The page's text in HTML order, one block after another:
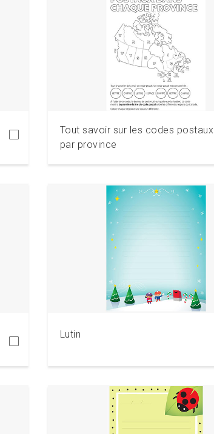
Télécharger
Tout savoir sur les codes postaux
par province
Lutin